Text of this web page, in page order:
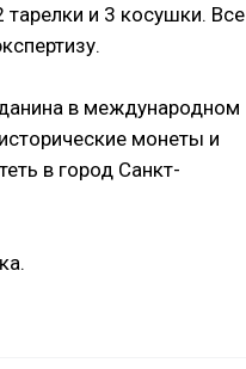
тарелки и 3 косушки. Все
в международном
монеты и
в город Санкт-